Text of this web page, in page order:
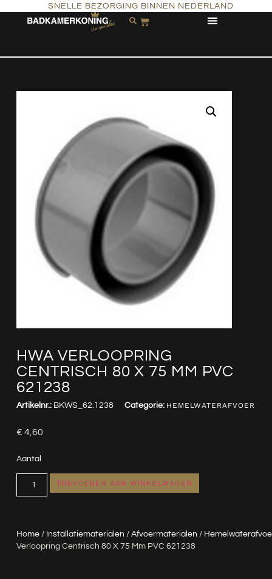
SNELLE BEZORGING BINNEN NEDERLAND
HWA VERLOOPRING
CENTRISCH 80 X 75 MM PVC
621238
Home/ Installatiematerialen / Afvoermaterialen /
Verloopring Centrisch 80 X 75 Mm PVC 621238
Artikelnr.: BKWS_62.1238 Categorie: HEMELWATERAFVOER
€ 4,60
Aantal
TOEVOEGEN AAN WINKELWAGEN